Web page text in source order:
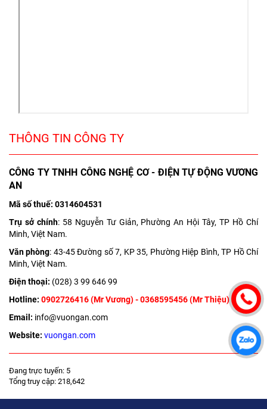
THÔNG TIN CÔNG TY
CÔNG TY TNHH CÔNG NGHỆ CƠ - ĐIỆN TỰ ĐỘNG VƯƠNG
AN
Mã số thuế: 0314604531
Trụ sở chính: 58 Nguyễn Tư Giản, Phường An Hội Tây, TP Hồ Chí
Minh, Việt Nam.
Văn phòng: 43-45 Đường số 7, KP 35, Phường Hiệp Bình, TP Hồ Chí
Minh, Việt Nam.
Điện thoại: (028) 3 99 646 99
Hotline: 0902726416(Mr Vương) -0368595456(Mr Thiệu)
Email: info@vuongan.com
Website: vuongan.com
Đang trực tuyến: 5
Tổng truy cập: 218,642